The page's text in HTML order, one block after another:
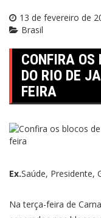
13 de fevereiro de
Brasil
CONFIRA OS
DO RIO DE
FEIRA
Ex.Saúde, Presidente,
Na terça-feira de